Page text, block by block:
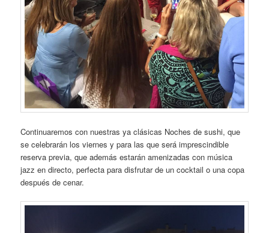
Continuaremos con nuestras ya clásicas Noches de sushi, que
se celebrarán los viernes y para las que será imprescindible
reserva previa, que además estarán amenizadas con música
jazz en directo, perfecta para disfrutar de un cocktail o una copa
después de cenar.